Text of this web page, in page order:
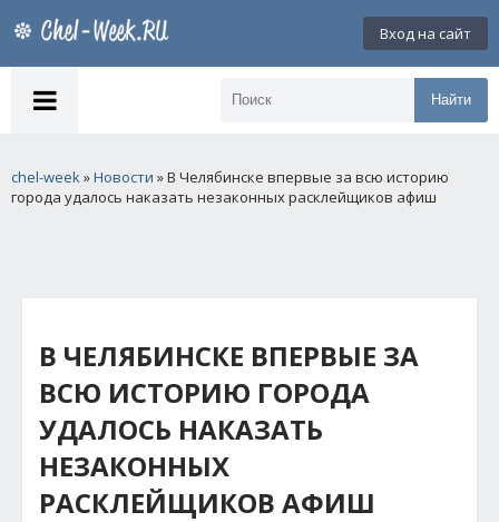
Вход на сайт
Найти
chel-week»Новости » В Челябинске впервые за всю историю
города удалось наказать незаконных расклейщиков афиш
В ЧЕЛЯБИНСКЕ ВПЕРВЫЕ ЗА
ВСЮ ИСТОРИЮ ГОРОДА
УДАЛОСЬ НАКАЗАТЬ
НЕЗАКОННЫХ
РАСКЛЕЙЩИКОВ АФИШ